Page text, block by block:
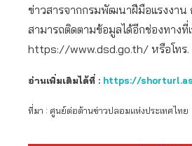
ข่าวสารจากกรมพัฒนาฝีมือแรงงาน
สามารถติดตามข้อมูลได้อีกช่องทางที่
https://www.dsd.go.th/ หรือโทร.
อ่านเพิ่มเติมได้ที่ : https://
ที่มา : ศูนย์ต่อต้านข่าวปลอมแห่งประเทศไทย